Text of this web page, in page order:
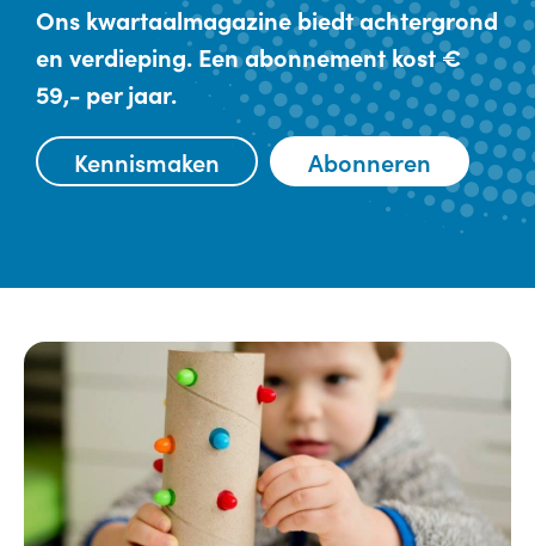
Ons kwartaalmagazine biedt achtergrond
en verdieping. Een abonnement kost €
59,- per jaar.
Kennismaken Abonneren